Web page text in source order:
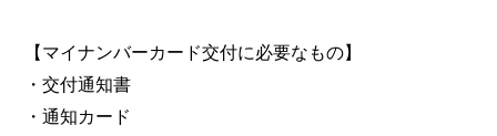
【マイナンバーカード交付に必要なもの】
・交付通知書
・通知カード